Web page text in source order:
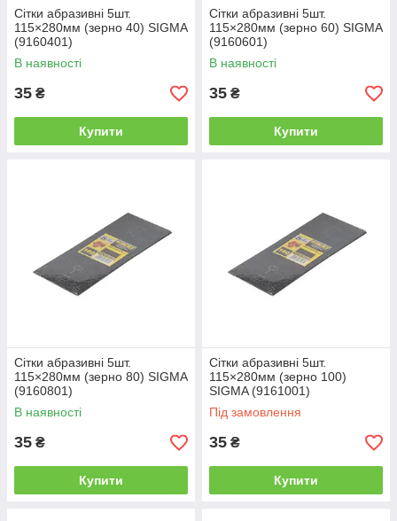
Сітки абразивні 5шт.
115×280мм (зерно 40) SIGMA
(9160401)
В наявності
35 ₴
Купити
Сітки абразивні 5шт.
115×280мм (зерно 60) SIGMA
(9160601)
В наявності
35 ₴
Купити
Сітки абразивні 5шт.
115×280мм (зерно 80) SIGMA
(9160801)
В наявності
35 ₴
Купити
Сітки абразивні 5шт.
115×280мм (зерно 100)
SIGMA (9161001)
Під замовлення
35 ₴
Купити